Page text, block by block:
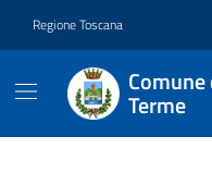
Regione Toscana
Terme